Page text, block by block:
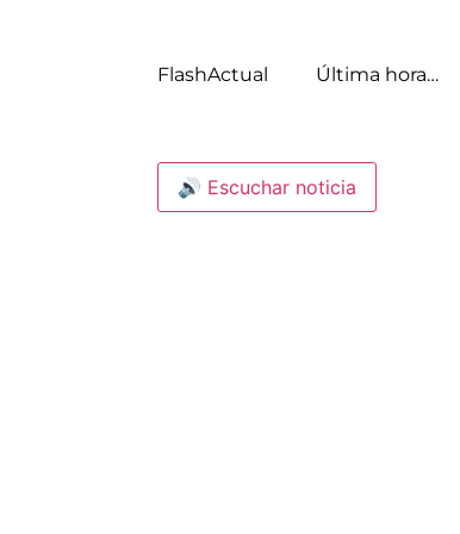
FlashActual Última hora…
🔊 Escuchar noticia